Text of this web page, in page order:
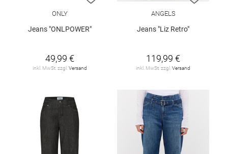
ONLY
Jeans "ONLPOWER"
49,99 €
inkl. MwSt. zzgl. Versand
ANGELS
Jeans "Liz Retro"
119,99 €
inkl. MwSt. zzgl. Versand